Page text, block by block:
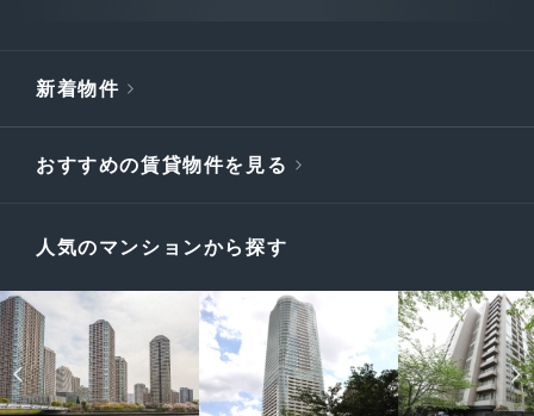
新着物件
おすすめの賃貸物件を見る
人気のマンションから探す